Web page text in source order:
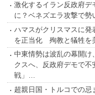
激化するイラン反政府
に？ベネズエラ攻撃で勢
ハマスがクリスマスに発
を正当化 殉教と犠牲を
中東情勢は波乱の幕開け
クスへ、反政府デモで
戦」…
超親日国・トルコでの